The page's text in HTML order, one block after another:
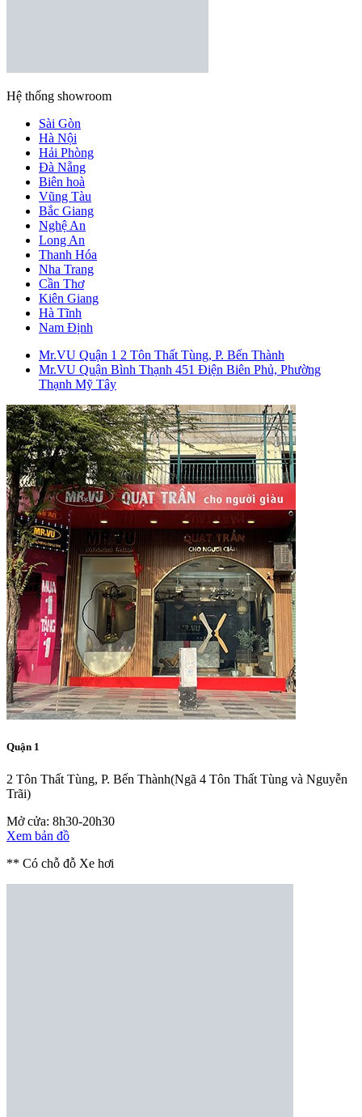
Hệ thống showroom
Sài Gòn
Hà Nội
Hải Phòng
Đà Nẵng
Biên hoà
Vũng Tàu
Bắc Giang
Nghệ An
Long An
Thanh Hóa
Nha Trang
Cần Thơ
Kiên Giang
Hà Tĩnh
Nam Định
Mr.VU Quận 1 2 Tôn Thất Tùng, P. Bến Thành
Mr.VU Quận Bình Thạnh 451 Điện Biên Phủ, Phường
Thạnh Mỹ Tây
Quận 1
2 Tôn Thất Tùng, P. Bến Thành(Ngã 4 Tôn Thất Tùng và Nguyễn
Trãi)
Mở cửa: 8h30-20h30
Xem bản đồ
** Có chỗ đỗ Xe hơi